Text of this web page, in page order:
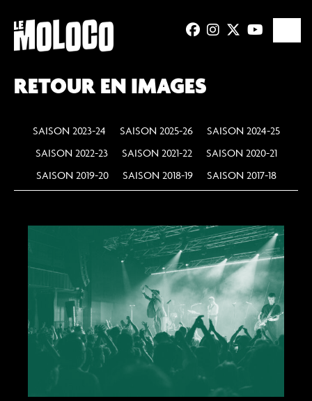
RETOUR EN IMAGES
SAISON 2023-24 SAISON 2025-26
SAISON 2024-25
SAISON 2022-23
SAISON 2021-22
SAISON 2020-21
SAISON 2019-20
SAISON 2018-19 SAISON 2017-18